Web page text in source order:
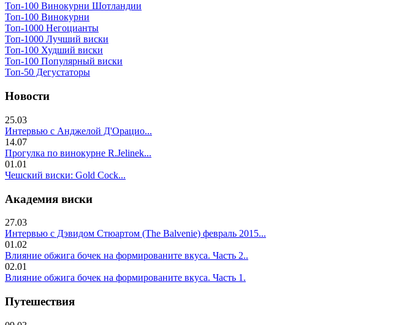
Топ-100 Винокурни Шотландии
Топ-100 Винокурни
Топ-1000 Негоцианты
Топ-1000 Лучший виски
Топ-100 Худший виски
Топ-100 Популярный виски
Топ-50 Дегустаторы
Новости
25.03
Интервью с Анджелой Д'Орацио...
14.07
Прогулка по винокурне R.Jelinek...
01.01
Чешский виски: Gold Cock...
Академия виски
27.03
Интервью с Дэвидом Стюартом (The Balvenie) февраль 2015...
01.02
Влияние обжига бочек на формированите вкуса. Часть 2..
02.01
Влияние обжига бочек на формированите вкуса. Часть 1.
Путешествия